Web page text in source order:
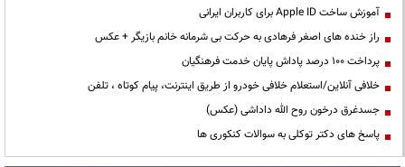
آموزش ساخت Apple ID برای کاربران ایرانی
راز خنده های اصغر فرهادی به حرکت بی شرمانه خانم بازیگر + عکس
پرداخت ۱۰۰ درصد پاداش پایان خدمت فرهنگیان
خلافی آنلاین/استعلام خلافی خودرو از طریق اینترنت، پیام کوتاه ، تلفن
جسدغرق درخون روح الله داداشی (عکس)
پاسخ های دکتر توکلی به سوالات کنکوری ها